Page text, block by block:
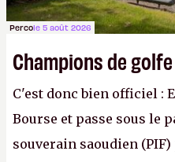
Percole 5 août 2026
Champions de golfe
C'est donc bien officiel :
Bourse et passe sous le
souverain saoudien